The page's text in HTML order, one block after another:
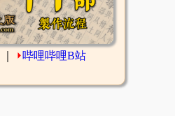
⏵哔哩哔哩B站